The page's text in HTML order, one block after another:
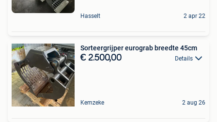
Hasselt 2 apr 22
Sorteergrijper eurograb breedte 45cm
€ 2.500,00 Details
Kemzeke 2 aug 26